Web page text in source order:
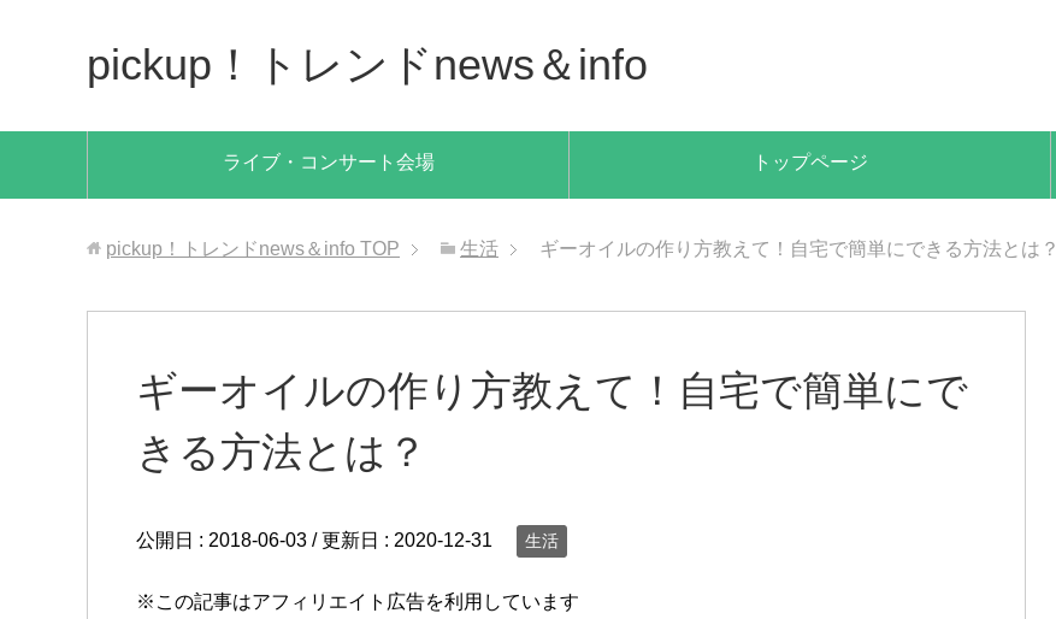
pickup！トレンドnews＆info
ライブ・コンサート会場 トップページ
pickup！トレンドnews＆info TOP 生活 ギーオイルの作り方教えて！自宅で簡単にできる方法とは？
ギーオイルの作り方教えて！自宅で簡単にで
きる方法とは？
公開日 : 2018-06-03 / 更新日 : 2020-12-31 生活
※この記事はアフィリエイト広告を利用しています